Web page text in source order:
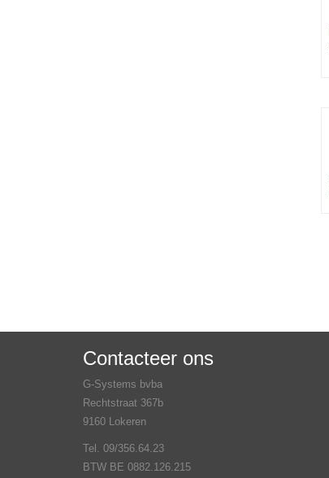
Contacteer ons
G-Systems bvba
Rechtstraat 367b
9160 Lokeren
Tel. 09/356.64.23
BTW BE 0882.126.215